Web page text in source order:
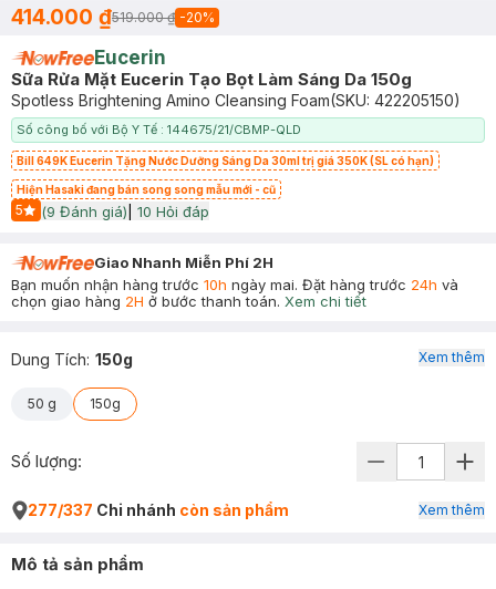
414.000 ₫519.000 ₫ -20%
Eucerin
Sữa Rửa Mặt Eucerin Tạo Bọt Làm Sáng Da 150g
Spotless Brightening Amino Cleansing Foam(SKU: 422205150)
Số công bố với Bộ Y Tế : 144675/21/CBMP-QLD
Bill 649K Eucerin Tặng Nước Dưỡng Sáng Da 30ml trị giá 350K (SL có hạn)
Hiện Hasaki đang bán song song mẫu mới - cũ
5
Start Icon
(9 Đánh giá) 10 Hỏi đáp
Giao Nhanh Miễn Phí 2H
Bạn muốn nhận hàng trước 10h ngày mai. Đặt hàng trước 24h và
chọn giao hàng 2H ở bước thanh toán. Xem chi tiết
Dung Tích: 150g
50 g 150g
Xem thêm
Số lượng:
277/337 Chi nhánh còn sản phẩm Xem thêm
Mô tả sản phẩm